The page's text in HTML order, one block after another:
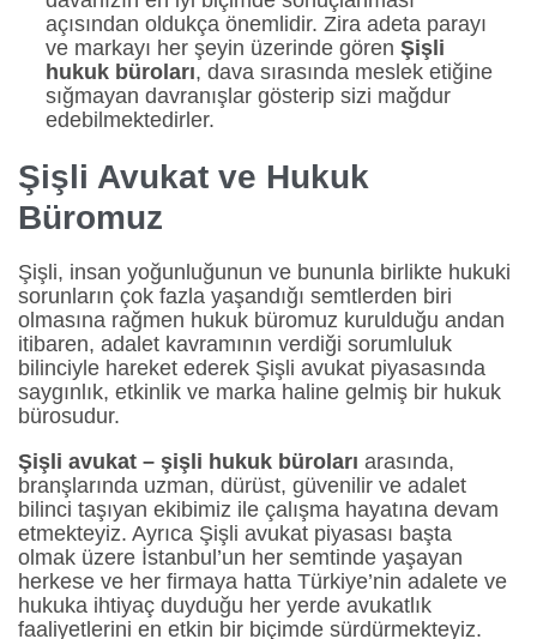
açısından oldukça önemlidir. Zira adeta parayı
ve markayı her şeyin üzerinde görenŞişli
hukuk büroları, dava sırasında meslek etiğine
sığmayan davranışlar gösterip sizi mağdur
edebilmektedirler.
Şişli Avukat ve Hukuk
Büromuz
Şişli, insan yoğunluğunun ve bununla birlikte hukuki
sorunların çok fazla yaşandığı semtlerden biri
olmasına rağmen hukuk büromuz kurulduğu andan
itibaren, adalet kavramının verdiği sorumluluk
bilinciyle hareket ederek Şişli avukat piyasasında
saygınlık, etkinlik ve marka haline gelmiş bir hukuk
bürosudur.
Şişli avukat – şişli hukuk büroları arasında,
branşlarında uzman, dürüst, güvenilir ve adalet
bilinci taşıyan ekibimiz ile çalışma hayatına devam
etmekteyiz. Ayrıca Şişli avukat piyasası başta
olmak üzere İstanbul’un her semtinde yaşayan
herkese ve her firmaya hatta Türkiye’nin adalete ve
hukuka ihtiyaç duyduğu her yerde avukatlık
faaliyetlerini en etkin bir biçimde sürdürmekteyiz.